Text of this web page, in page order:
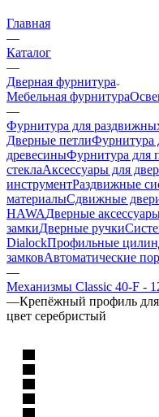
Главная
—
Каталог
—
Дверная фурнитура
Мебельная фурнитура
—
Фурнитура для
Дверные петлиФурнитура
древесиныФурнитура для
стеклаАксессуары для
инструментРаздвижные
материалыСдвижные
HAWAДверные
замкиДверные ручки
DialockПрофильные
замковАвтоматические
—
Механизмы Classic 40-F -
—Крепёжный профиль
цвет серебристый